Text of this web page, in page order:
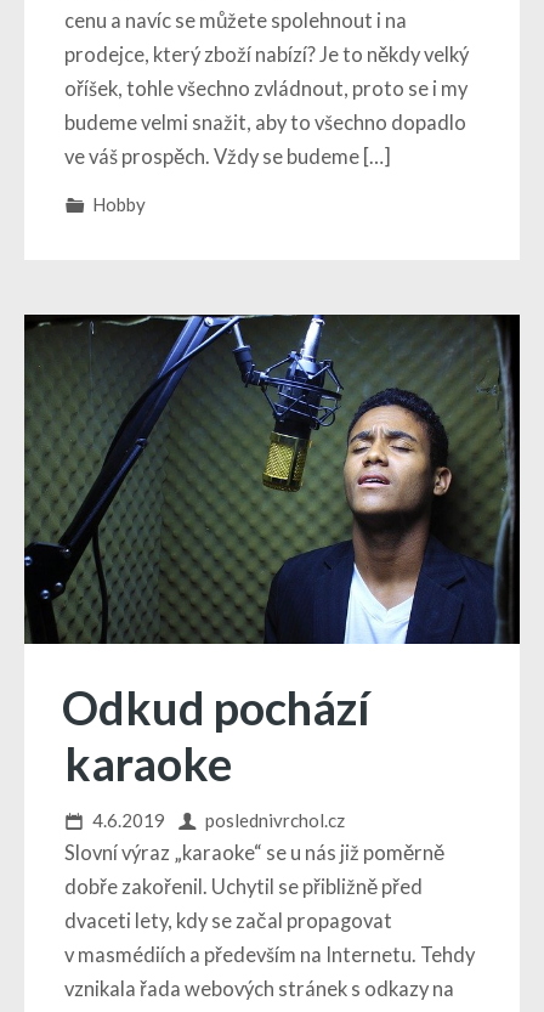
cenu a navíc se můžete spolehnout i na
prodejce, který zboží nabízí? Je to někdy velký
oříšek, tohle všechno zvládnout, proto se i my
budeme velmi snažit, aby to všechno dopadlo
ve váš prospěch. Vždy se budeme […]
Hobby
Odkud pochází
karaoke
4.6.2019 poslednivrchol.cz
Slovní výraz „karaoke“ se u nás již poměrně
dobře zakořenil. Uchytil se přibližně před
dvaceti lety, kdy se začal propagovat
v masmédiích a především na Internetu. Tehdy
vznikala řada webových stránek s odkazy na